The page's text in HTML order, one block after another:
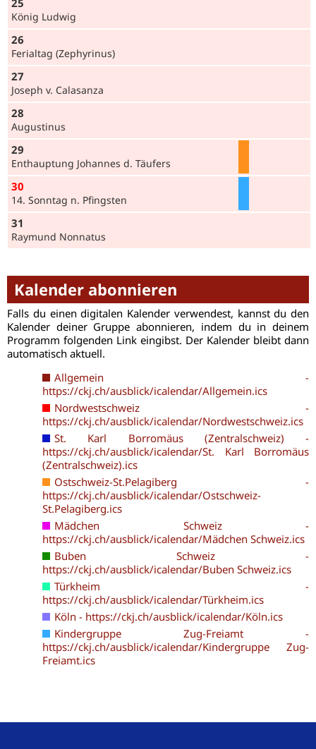
25
König Ludwig
26
Ferialtag (Zephyrinus)
27
Joseph v. Calasanza
28
Augustinus
29
Enthauptung Johannes d. Täufers
30
14. Sonntag n. Pfingsten
31
Raymund Nonnatus
Kalender abonnieren
Falls du einen digitalen Kalender verwendest, kannst du den
Kalender deiner Gruppe abonnieren, indem du in deinem
Programm folgenden Link eingibst. Der Kalender bleibt dann
automatisch aktuell.
Allgemein -
https://ckj.ch/ausblick/icalendar/Allgemein.ics
Nordwestschweiz -
https://ckj.ch/ausblick/icalendar/Nordwestschweiz.ics
St. Karl Borromäus (Zentralschweiz) -
https://ckj.ch/ausblick/icalendar/St. Karl Borromäus
(Zentralschweiz).ics
Ostschweiz-St.Pelagiberg -
https://ckj.ch/ausblick/icalendar/Ostschweiz-
St.Pelagiberg.ics
Mädchen Schweiz -
https://ckj.ch/ausblick/icalendar/Mädchen Schweiz.ics
Buben Schweiz -
https://ckj.ch/ausblick/icalendar/Buben Schweiz.ics
Türkheim -
https://ckj.ch/ausblick/icalendar/Türkheim.ics
Köln - https://ckj.ch/ausblick/icalendar/Köln.ics
Kindergruppe Zug-Freiamt -
https://ckj.ch/ausblick/icalendar/Kindergruppe Zug-
Freiamt.ics